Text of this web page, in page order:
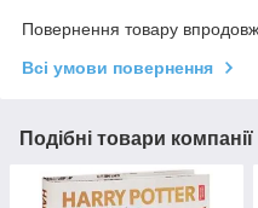
Повернення товару
Всі умови повернення
Подібні товари компанії